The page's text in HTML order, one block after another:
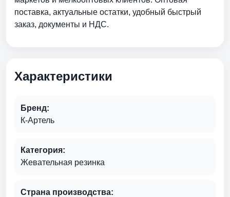
поставка, актуальные остатки, удобный быстрый
заказ, документы и НДС.
Характеристики
Бренд:
К-Артель
Категория:
Жевательная резинка
Страна производства: